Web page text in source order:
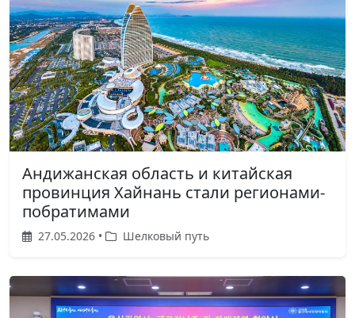
Андижанская область и китайская
провинция Хайнань стали регионами-
побратимами
27.05.2026 • Шелковый путь